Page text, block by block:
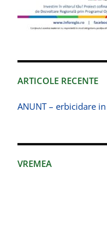
ARTICOLE RECENTE
ANUNT – erbicidare
VREMEA